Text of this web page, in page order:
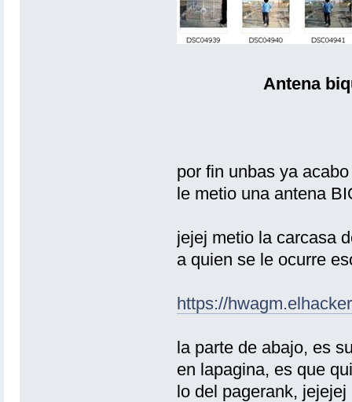
Antena
por fin unbas ya
le metio una antena
jejej metio la carcasa
a quien se le ocurre
https://
la parte de abajo, es
en lapagina, es que
lo del pagerank, jejejej